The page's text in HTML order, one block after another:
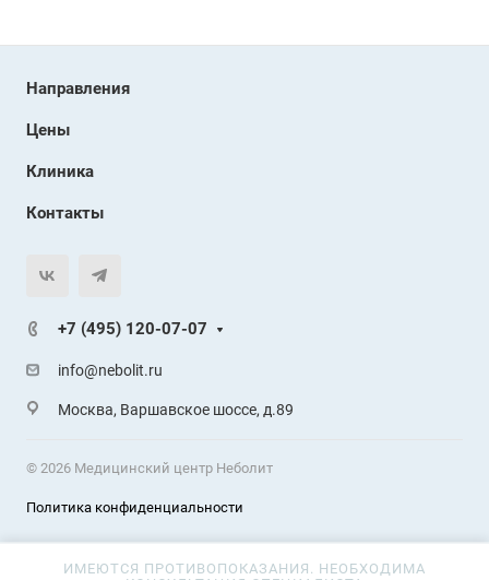
Направления
Цены
Клиника
Контакты
+7 (495) 120-07-07
info@nebolit.ru
Москва, Варшавское шоссе, д.89
© 2026 Медицинский центр Неболит
Политика конфиденциальности
ИМЕЮТСЯ ПРОТИВОПОКАЗАНИЯ. НЕОБХОДИМА